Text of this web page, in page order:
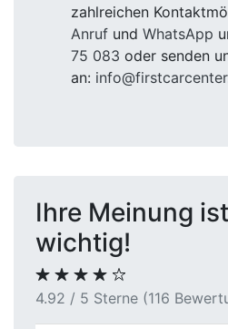
zahlreichen
Anruf und WhatsApp
75 083 oder senden
an:
Ihre Meinung
wichtig!
4.92 / 5 Sterne (116